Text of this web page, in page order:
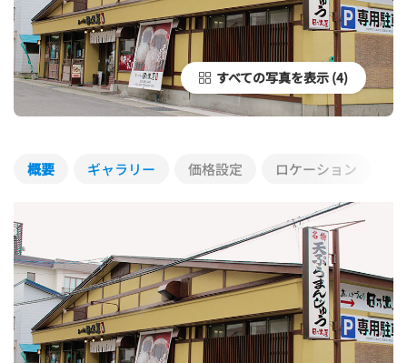
検索
すべての写真を表示
概要 ギャラリー 価格設定 ロケーション